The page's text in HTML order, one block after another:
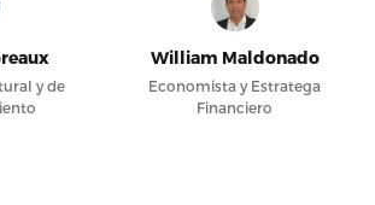
y de
William Maldonado
Economista y Estratega
Financiero